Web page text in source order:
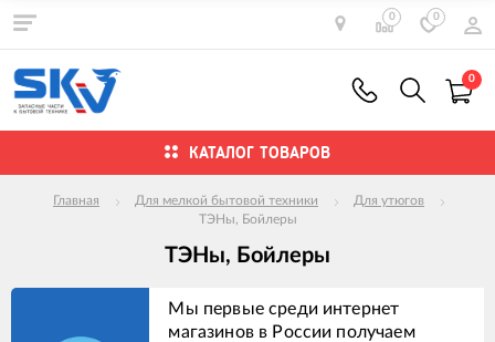
0 0
0
КАТАЛОГ ТОВАРОВ
Главная Для мелкой бытовой техники
Для утюгов
ТЭНы, Бойлеры
ТЭНы, Бойлеры
Мы первые среди интернет
магазинов в России получаем